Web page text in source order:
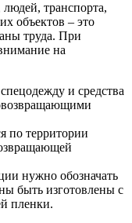
транспорта,
объектов – это
труда. При
на
и средства
по территории
нужно обозначать
быть изготовлены с
пленки.